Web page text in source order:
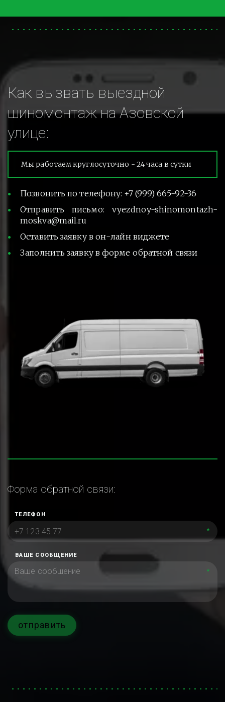
Как вызвать выездной
шиномонтаж на Азовской
улице:
Мы работаем круглосуточно - 24 часа в сутки
Позвонить по телефону: +7 (999) 665-92-36
Отправить письмо: vyezdnoy-shinomontazh-
moskva@mail.ru
Оставить заявку в он-лайн виджете
Заполнить заявку в форме обратной связи
Форма обратной связи:
ТЕЛЕФОН
*
ВАШЕ СООБЩЕНИЕ
*
отправить